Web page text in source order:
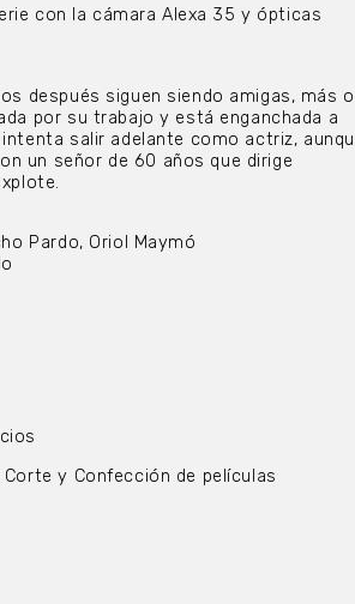
con la cámara Alexa 35 y ópticas
después siguen siendo amigas, más o
por su trabajo y está enganchada a
salir adelante como actriz,
un señor de 60 años que dirige
Pardo, Oriol Maymó
y Confección de películas